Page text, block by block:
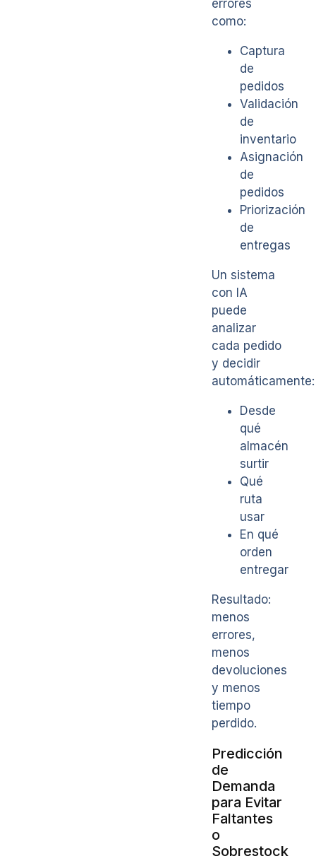
errores
como:
Captura
de
pedidos
Validación
de
inventario
Asignación
de
pedidos
Priorización
de
entregas
Un sistema
con IA
puede
analizar
cada pedido
y decidir
automáticamente:
Desde
qué
almacén
surtir
Qué
ruta
usar
En qué
orden
entregar
Resultado:
menos
errores,
menos
devoluciones
y menos
tiempo
perdido.
Predicción
de
Demanda
para Evitar
Faltantes
o
Sobrestock